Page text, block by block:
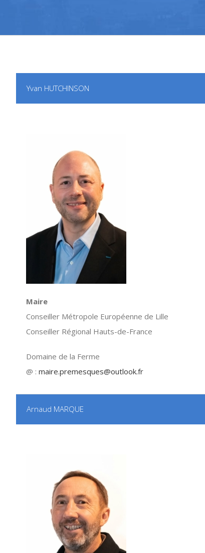
Yvan HUTCHINSON
Maire
Conseiller Métropole Européenne de Lille
Conseiller Régional Hauts-de-France
Domaine de la Ferme
@ : maire.premesques@outlook.fr
Arnaud MARQUE